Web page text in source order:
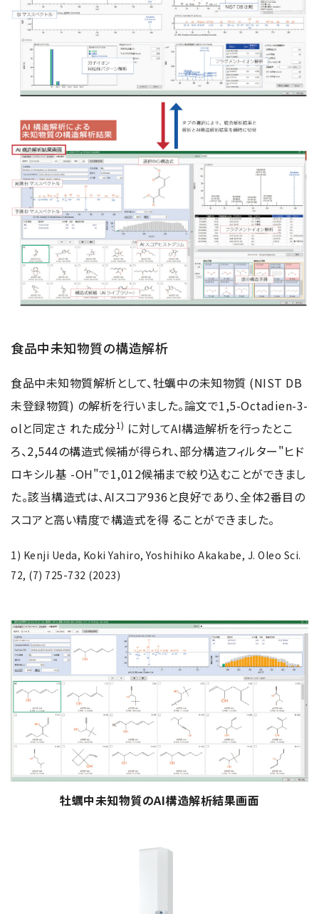
食品中未知物質の構造解析
食品中未知物質解析として、牡蠣中の未知物質 (NIST DB
未登録物質) の解析を行いました。論文で1,5-Octadien-3-
olと同定さ れた成分1) に対してAI構造解析を行ったとこ
ろ、2,544の構造式候補が得られ、部分構造フィルター"ヒド
ロキシル基 -OH"で1,012候補まで絞り込むことができまし
た。該当構造式は、AIスコア936と良好であり、全体2番目の
スコアと高い精度で構造式を得 ることができました。
1) Kenji Ueda, Koki Yahiro, Yoshihiko Akakabe, J. Oleo Sci.
72, (7) 725-732 (2023)
牡蠣中未知物質のAI構造解析結果画面